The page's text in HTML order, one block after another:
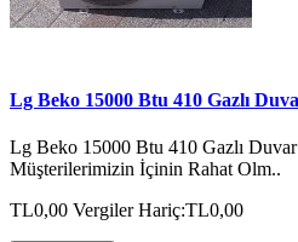
Lg Beko 15000 Btu 410 Gazlı
Lg Beko 15000 Btu 410 Gazlı
Müşterilerimizin İçinin Rahat Olm..
TL0,00 Vergiler Hariç:TL0,00